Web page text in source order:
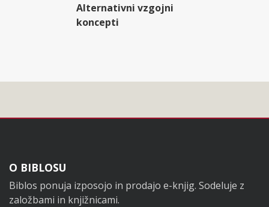
Alternativni vzgojni
koncepti
Noga
O BIBLOSU
Biblos ponuja izposojo in prodajo e-knjig. Sodeluje z
založbami in knjižnicami.